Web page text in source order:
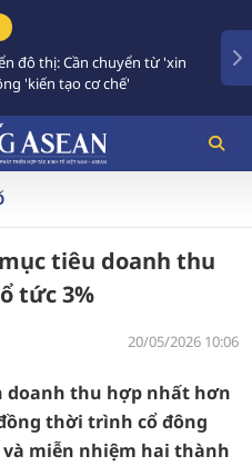
Bế mạc Hội
vào giai đoạn
tiêu doanh thu
tức 3%
20/05/2026 10:06
doanh thu hợp nhất hơn
thời trình cổ đông
miễn nhiệm hai thành